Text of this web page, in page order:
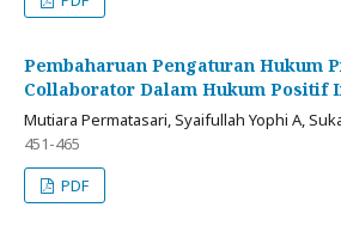
Pembaharuan Pengaturan Hukum
Collaborator Dalam Hukum Positif
Mutiara Permatasari, Syaifullah Yophi A,
451-465
PDF